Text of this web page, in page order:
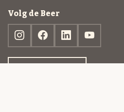
Volg de Beer